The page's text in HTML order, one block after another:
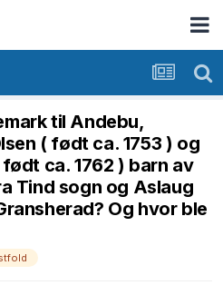
til Andebu,
( født ca. 1753 ) og
ca. 1762 ) barn av
Tind sogn og Aslaug
Og hvor ble